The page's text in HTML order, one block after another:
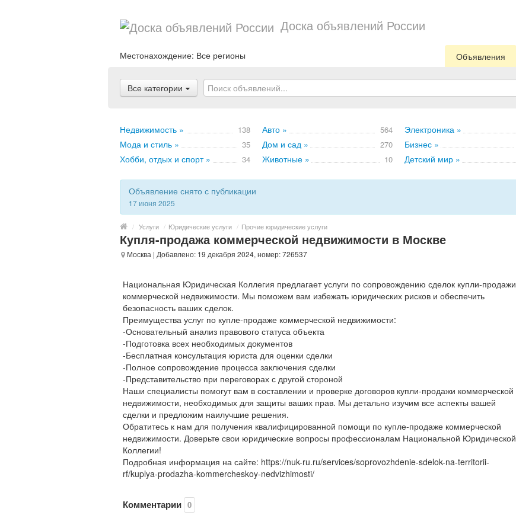
Доска объявлений России
Местонахождение: Все регионы Объявления
Все категории
Недвижимость » 138 Авто » 564 Электроника »
Мода и стиль » 35 Дом и сад » 270 Бизнес »
Хобби, отдых и спорт » 34 Животные » 10 Детский мир »
Объявление снято с публикации
17 июня 2025
/ Услуги / Юридические услуги / Прочие юридические услуги
Купля-продажа коммерческой недвижимости в Москве
Москва | Добавлено: 19 декабря 2024, номер: 726537
Национальная Юридическая Коллегия предлагает услуги по сопровождению сделок купли-продажи
коммерческой недвижимости. Мы поможем вам избежать юридических рисков и обеспечить
безопасность ваших сделок.
Преимущества услуг по купле-продаже коммерческой недвижимости:
-Основательный анализ правового статуса объекта
-Подготовка всех необходимых документов
-Бесплатная консультация юриста для оценки сделки
-Полное сопровождение процесса заключения сделки
-Представительство при переговорах с другой стороной
Наши специалисты помогут вам в составлении и проверке договоров купли-продажи коммерческой
недвижимости, необходимых для защиты ваших прав. Мы детально изучим все аспекты вашей
сделки и предложим наилучшие решения.
Обратитесь к нам для получения квалифицированной помощи по купле-продаже коммерческой
недвижимости. Доверьте свои юридические вопросы профессионалам Национальной Юридической
Коллегии!
Подробная информация на сайте: https://nuk-ru.ru/services/soprovozhdenie-sdelok-na-territorii-
rf/kuplya-prodazha-kommercheskoy-nedvizhimosti/
Комментарии 0